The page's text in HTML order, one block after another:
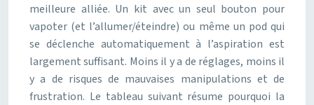
meilleure alliée. Un kit avec un seul bouton pour
vapoter (et l’allumer/éteindre) ou même un pod qui
se déclenche automatiquement à l’aspiration est
largement suffisant. Moins il y a de réglages, moins il
y a de risques de mauvaises manipulations et de
frustration. Le tableau suivant résume pourquoi la